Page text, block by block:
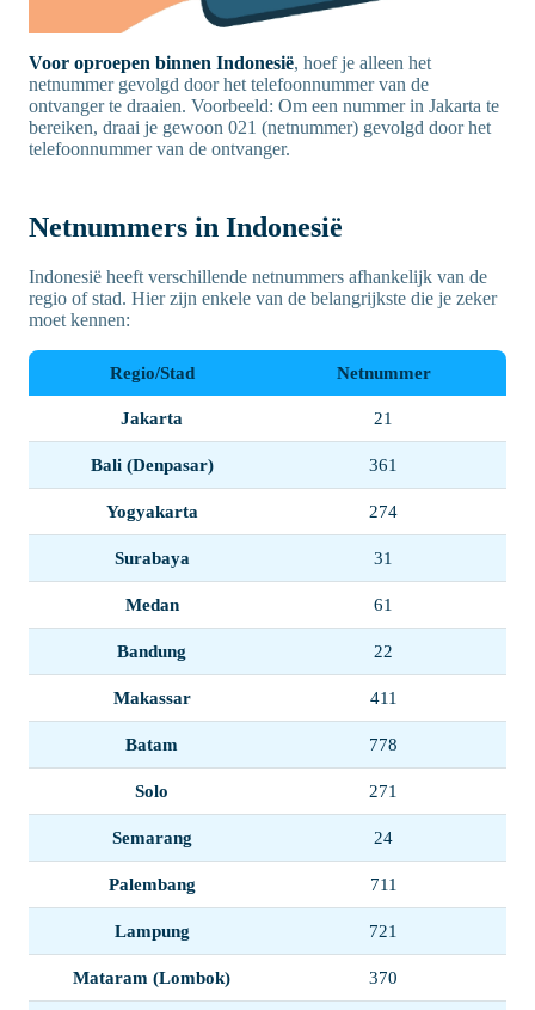
Voor oproepen binnen Indonesië, hoef je alleen het
netnummer gevolgd door het telefoonnummer van de
ontvanger te draaien. Voorbeeld: Om een nummer in Jakarta te
bereiken, draai je gewoon 021 (netnummer) gevolgd door het
telefoonnummer van de ontvanger.
Netnummers in Indonesië
Indonesië heeft verschillende netnummers afhankelijk van de
regio of stad. Hier zijn enkele van de belangrijkste die je zeker
moet kennen:
Regio/Stad Netnummer
Jakarta 21
Bali (Denpasar) 361
Yogyakarta 274
Surabaya 31
Medan 61
Bandung 22
Makassar 411
Batam 778
Solo 271
Semarang 24
Palembang 711
Lampung 721
Mataram (Lombok) 370